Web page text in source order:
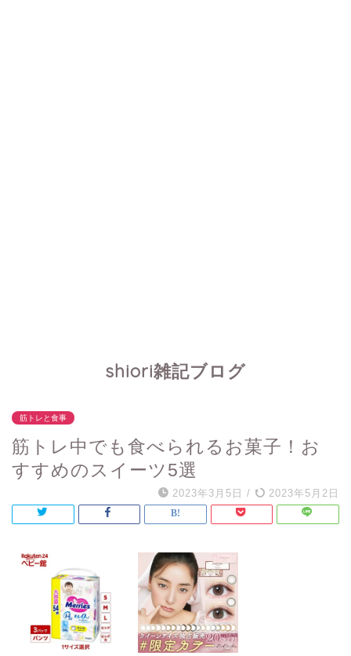
shiori雑記ブログ
筋トレと食事
筋トレ中でも食べられるお菓子！お
すすめのスイーツ5選
2023年3月5日 / 2023年5月2日